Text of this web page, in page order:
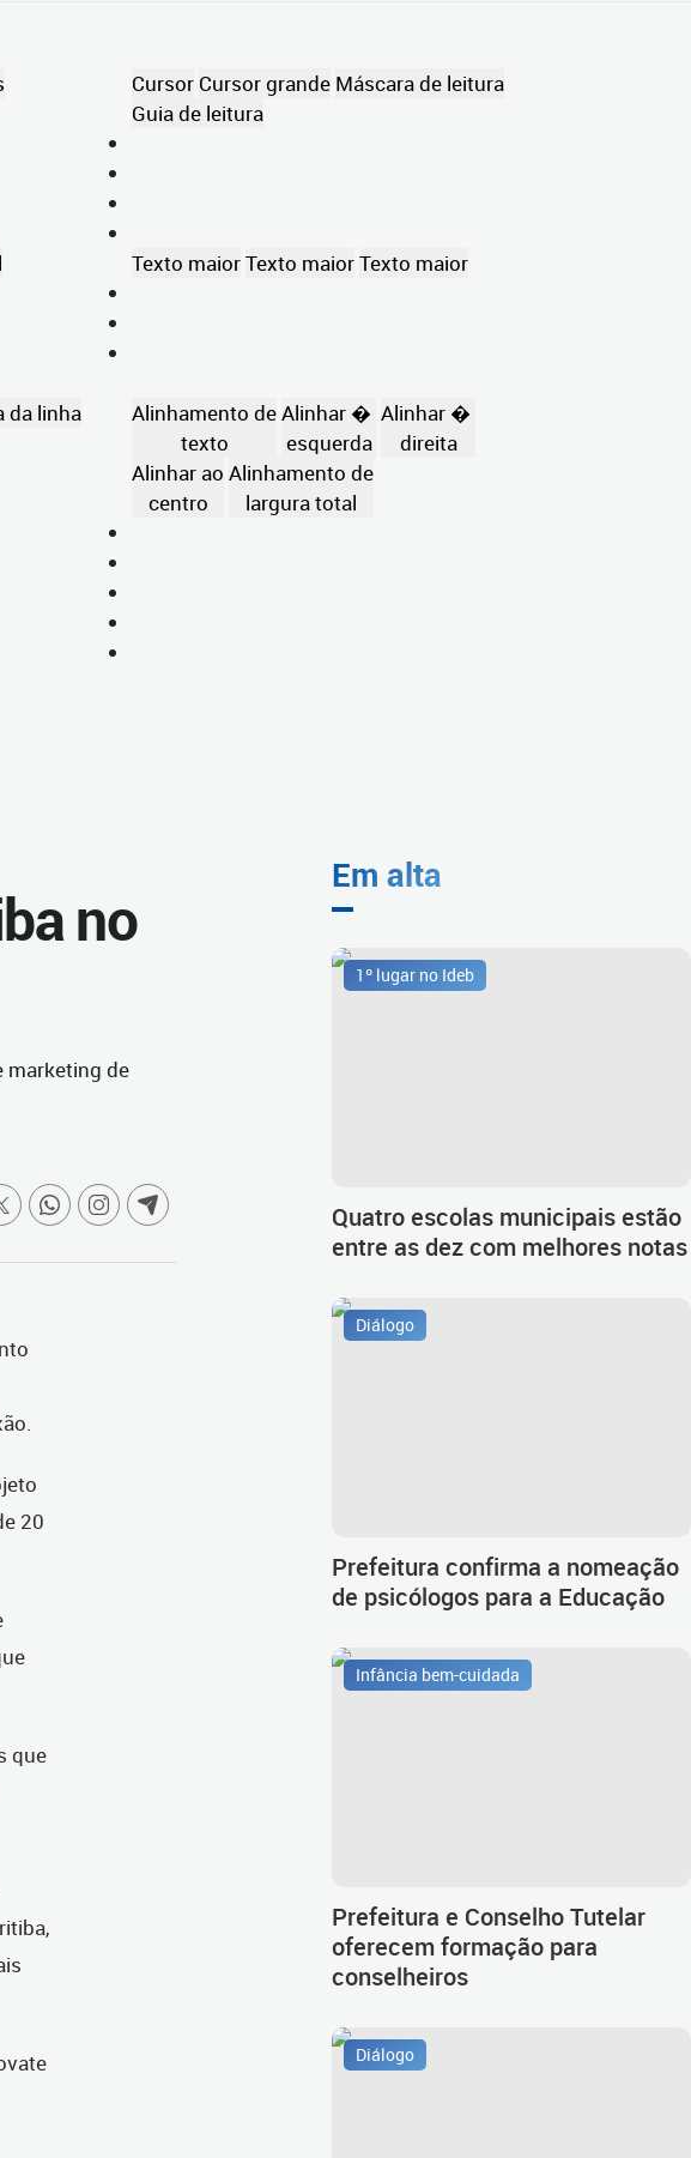
Cursor Cursor grande Máscara de leitura
Guia de leitura
Texto maiorTexto maiorTexto maior
da linha
Alinhamento de
texto
Alinhar �
esquerda
Alinhar �
direita
Alinhar ao
centro
Alinhamento de
largura total
no
marketing de
20
que
Em alta
1º lugar no Ideb
Quatro escolas municipais estão
entre as dez com melhores notas
Diálogo
Prefeitura confirma a nomeação
de psicólogos para a Educação
Infância bem-cuidada
Prefeitura e Conselho Tutelar
oferecem formação para
conselheiros
Diálogo